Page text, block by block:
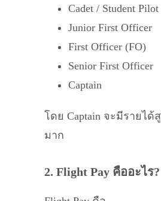
Cadet / Student Pilot
Junior First Officer
First Officer (FO)
Senior First Officer
Captain
โดย Captain จะมีรายได้
มาก
2. Flight Pay คืออะไร?